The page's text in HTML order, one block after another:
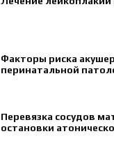
Факторы риска
перинатальной
Перевязка сосудов
остановки